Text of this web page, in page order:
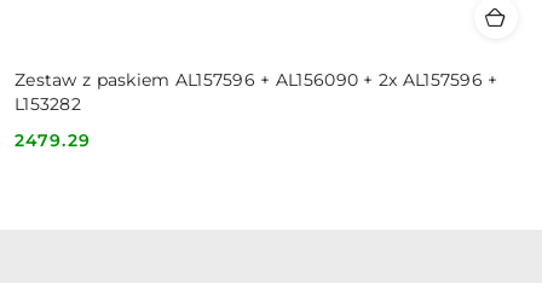
Zestaw z paskiem AL157596 + AL156090 + 2x AL157596 +
L153282
Cena:
2479.29